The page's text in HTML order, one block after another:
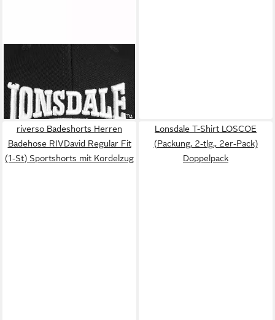
Baseball Cap WIGSTON
(215)
ab 19,90 €
lieferbar - in 3-4 Werktagen bei dir
riverso Badeshorts Herren
Badehose RIVDavid Regular Fit
(1-St) Sportshorts mit Kordelzug
Lonsdale T-Shirt LOSCOE
(Packung, 2-tlg., 2er-Pack)
Doppelpack